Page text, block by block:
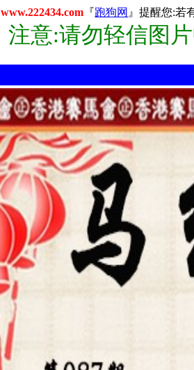
www.222434.com 『跑狗网 』提醒您:若
注意:请勿轻信图